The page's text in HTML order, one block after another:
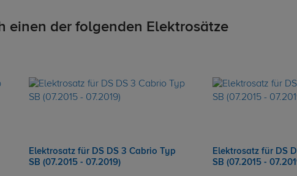
einen der folgenden Elektrosätze
Elektrosatz für DS DS 3 Cabrio Typ
SB (07.2015 - 07.2019)
Elektrosatz für DS
SB (07.2015 -